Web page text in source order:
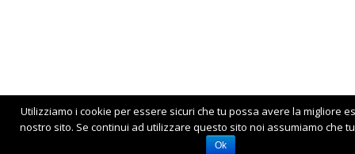
Utilizziamo i cookie per essere sicuri che tu possa avere la migliore
nostro sito. Se continui ad utilizzare questo sito noi assumiamo che
Ok